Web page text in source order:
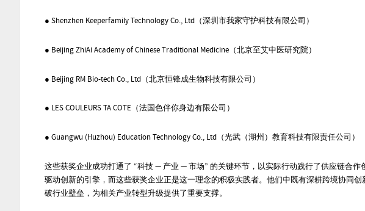
● Shenzhen Keeperfamily Technology Co., Ltd（深圳市我家守护科技有限公司）
● Beijing ZhiAi Academy of Chinese Traditional Medicine（北京至艾中医研究院）
● Beijing RM Bio-tech Co., Ltd（北京恒锋成生物科技有限公司）
● LES COULEURS TA COTE（法国色伴你身边有限公司）
● Guangwu (Huzhou) Education Technology Co., Ltd（光武（湖州）教育科技有限责任公司）
这些获奖企业成功打通了 “科技 — 产业 — 市场” 的关键环节，以实际行动践行了供应链合
驱动创新的引擎，而这些获奖企业正是这一理念的积极实践者。他们中既有深耕跨境协同
破行业壁垒，为相关产业转型升级提供了重要支撑。